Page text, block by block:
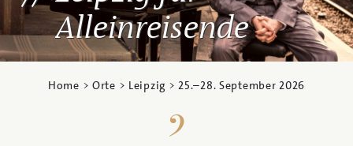
Alleinreisende
Home > Orte > Leipzig >25.–28. September 2026